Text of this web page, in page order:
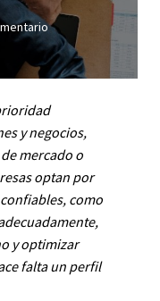
y negocios,
mercado o
optan por
como
y optimizar
falta un perfil